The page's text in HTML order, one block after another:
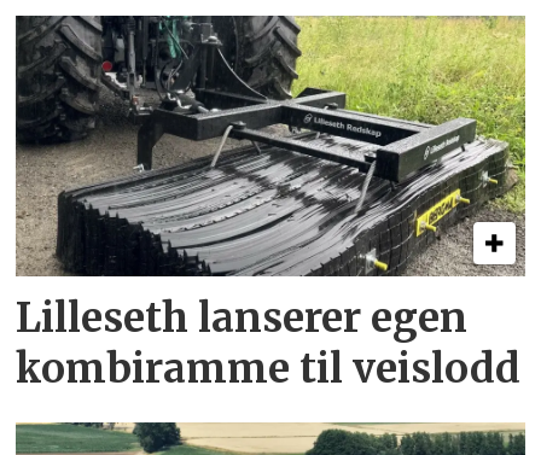
Lilleseth lanserer egen
kombi­ramme til veislodd